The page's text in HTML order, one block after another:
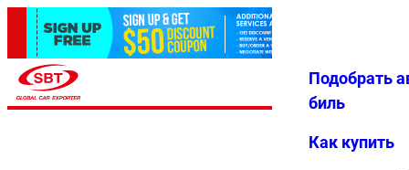
Избранн
Меню
Подобрать
биль
Как купить